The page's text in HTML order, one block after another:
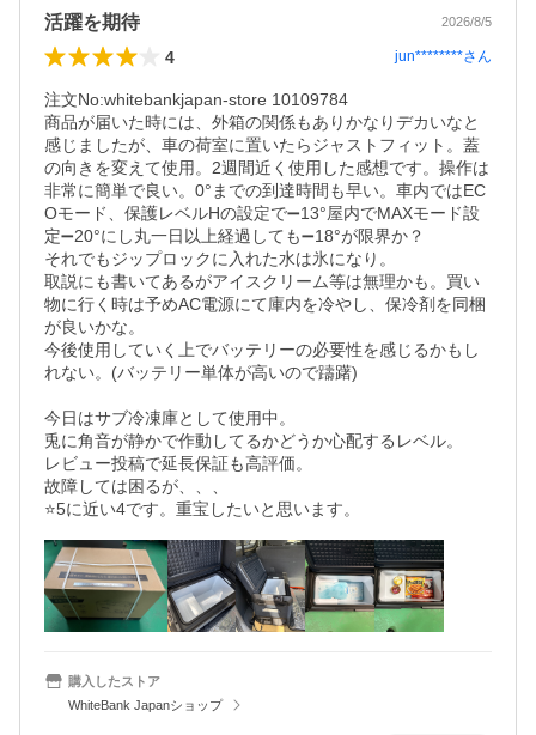
活躍を期待 2026/8/5
4 jun********さん
注文No:whitebankjapan-store 10109784
商品が届いた時には、外箱の関係もありかなりデカいなと
感じましたが、車の荷室に置いたらジャストフィット。蓋
の向きを変えて使用。2週間近く使用した感想です。操作は
非常に簡単で良い。0°までの到達時間も早い。車内ではEC
Oモード、保護レベルHの設定で➖13°屋内でMAXモード設
定➖20°にし丸一日以上経過しても➖18°が限界か？
それでもジップロックに入れた水は氷になり。
取説にも書いてあるがアイスクリーム等は無理かも。買い
物に行く時は予めAC電源にて庫内を冷やし、保冷剤を同梱
が良いかな。
今後使用していく上でバッテリーの必要性を感じるかもし
れない。(バッテリー単体が高いので躊躇)
今日はサブ冷凍庫として使用中。
兎に角音が静かで作動してるかどうか心配するレベル。
レビュー投稿で延長保証も高評価。
故障しては困るが、、、
⭐️5に近い4です。重宝したいと思います。
購入したストア
WhiteBank Japanショップ